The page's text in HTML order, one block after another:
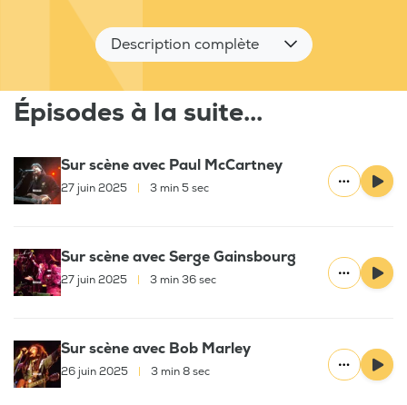
Description complète
Épisodes à la suite...
Sur scène avec Paul McCartney
27 juin 2025 3 min 5 sec
Sur scène avec Serge Gainsbourg
27 juin 2025 3 min 36 sec
Sur scène avec Bob Marley
26 juin 2025 3 min 8 sec